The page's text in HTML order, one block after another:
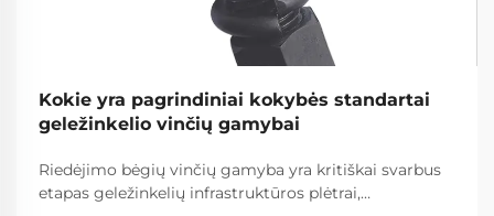
Kokie yra pagrindiniai kokybės standartai
geležinkelio vinčių gamybai
Riedėjimo bėgių vinčių gamyba yra kritiškai svarbus
etapas geležinkelių infrastruktūros plėtrai,